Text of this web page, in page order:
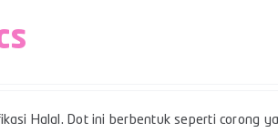
Halal. Dot ini berbentuk seperti corong